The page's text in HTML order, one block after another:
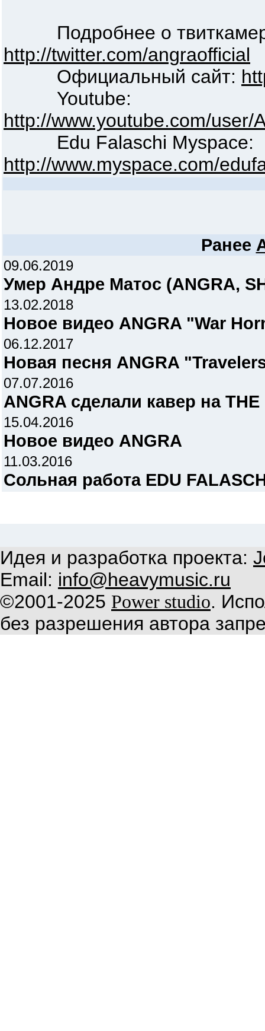
Подробнее о
http://twitter.com/angraofficial
Официальный сайт:
Youtube:
http://www.youtube.com/user/
Edu Falaschi Myspace:
http://www.myspace.com/
Ранее
09.06.2019
Умер Андре Матос (ANGRA,
13.02.2018
Новое видео ANGRA "War
06.12.2017
Новая песня ANGRA
07.07.2016
ANGRA сделали кавер на THE
15.04.2016
Новое видео ANGRA
11.03.2016
Сольная работа EDU
Идея и разработка проекта:
Email: info@heavymusic.ru
©2001-2025 Power studio.
без разрешения автора